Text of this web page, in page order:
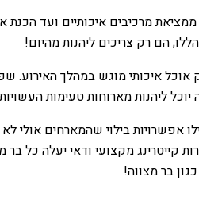
מרכיבים איכותיים ועד
הם רק צריכים ליהנות מהיום!
איכותי מוגש במהלך האירוע.
ליהנות מארוחות טעימות
אפשרויות בילוי שהמארחים
מקצועי ודאי יעלה כל בר
בר מצווה!